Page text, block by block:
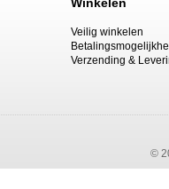
Veilig winkelen
Verzending &
©